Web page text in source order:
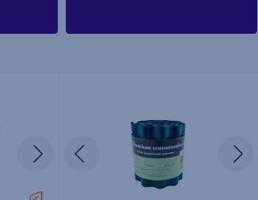
SeuraavaEdellinen